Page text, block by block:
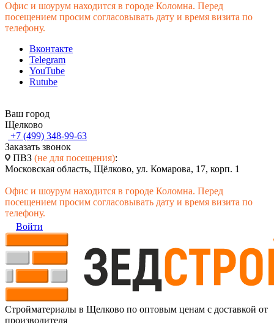
Офис и шоурум находится в городе Коломна. Перед
посещением просим согласовывать дату и время визита по
телефону.
Вконтакте
Telegram
YouTube
Rutube
Ваш город
Щелково
+7 (499) 348-99-63
Заказать звонок
ПВЗ (не для посещения):
Московская область, Щёлково, ул. Комарова, 17, корп. 1
Офис и шоурум находится в городе Коломна. Перед
посещением просим согласовывать дату и время визита по
телефону.
Войти
Стройматериалы в Щелково по оптовым ценам с доставкой от
производителя